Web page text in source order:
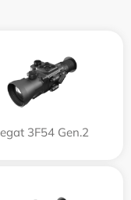
3F54 Gen.2